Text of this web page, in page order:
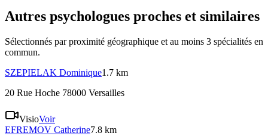
Autres psychologues proches et similaires
Sélectionnés par proximité géographique et au moins 3 spécialités en
commun.
SZEPIELAK Dominique1.7 km
20 Rue Hoche 78000 Versailles
VisioVoir
EFREMOV Catherine7.8 km